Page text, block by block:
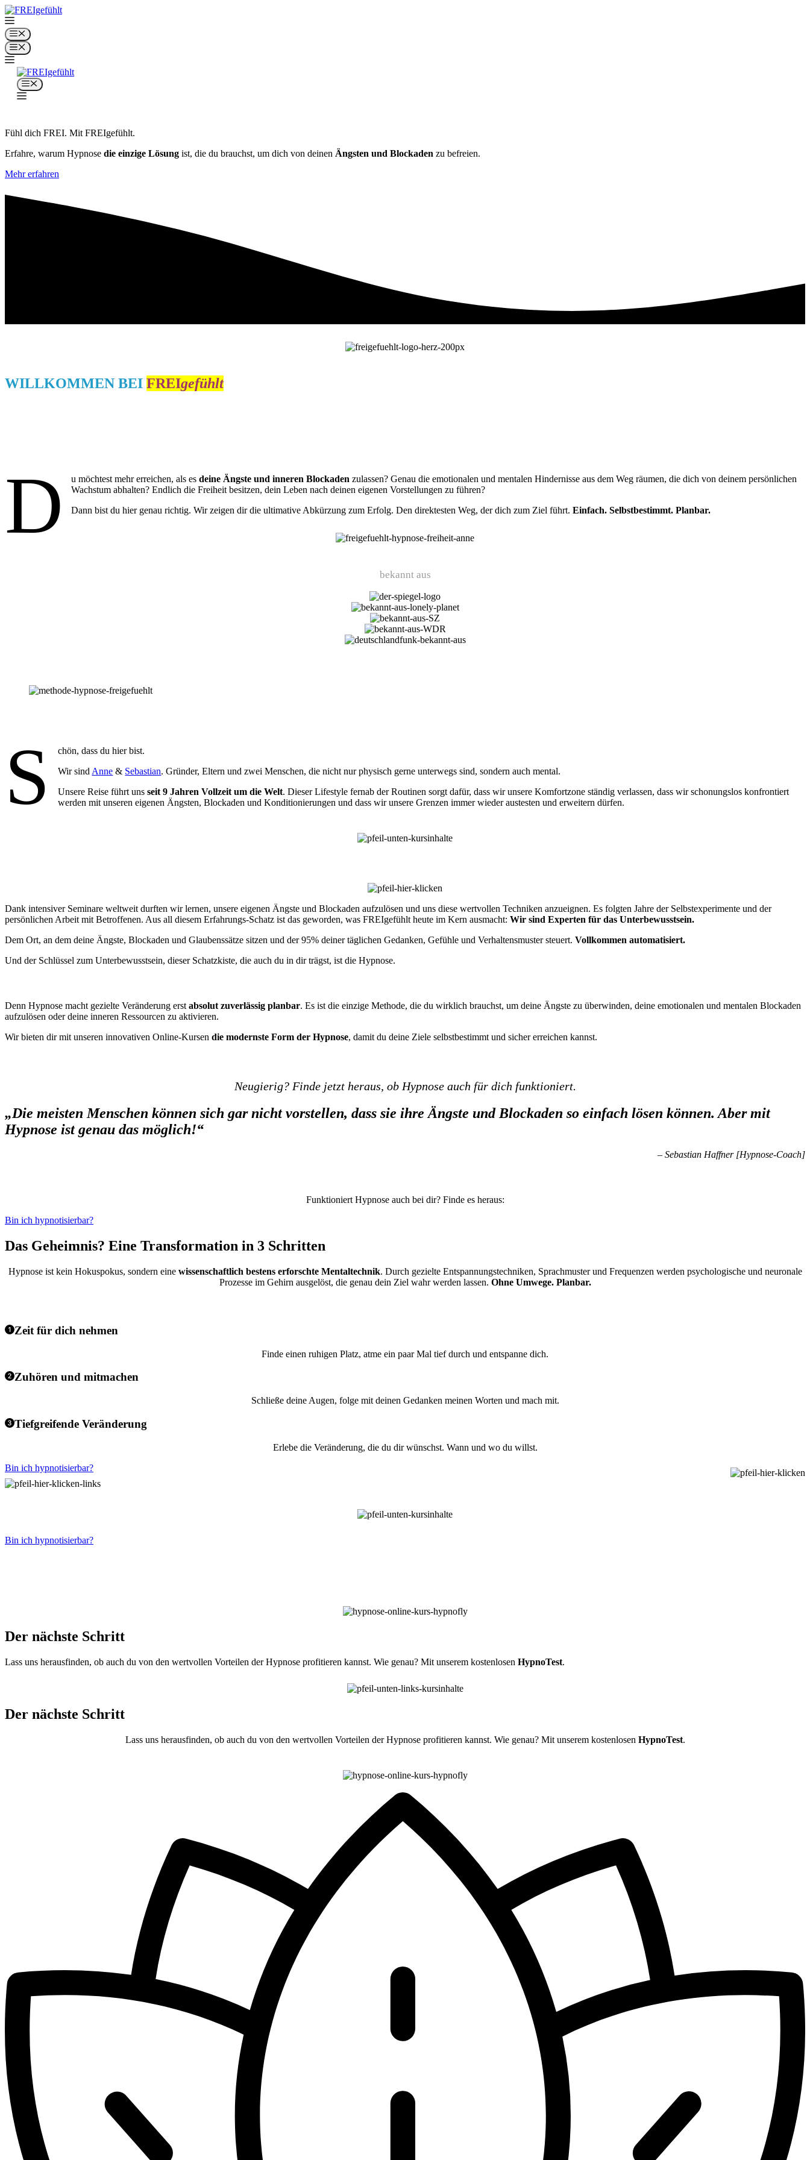
Zum
Inhalt
springenMenü
Menü
Menü
Fühl dich FREI. Mit FREIgefühlt.
Erfahre, warum Hypnose die einzige Lösung ist, die du brauchst, um dich von deinen Ängsten und Blockaden zu befreien.
Mehr erfahren
WILLKOMMEN BEI FREIgefühlt
D u möchtest mehr erreichen, als esdeine Ängste und inneren Blockaden zulassen? Genau die emotionalen und mentalen Hindernisse aus dem Weg räumen, die dich von deinem persönlichen
Wachstum abhalten? Endlich die Freiheit besitzen, dein Leben nach deinen eigenen Vorstellungen zu führen?
Dann bist du hier genau richtig. Wir zeigen dir die ultimative Abkürzung zum Erfolg. Den direktesten Weg, der dich zum Ziel führt.Einfach. Selbstbestimmt. Planbar.
bekannt aus
S
chön, dass du hier bist.
Wir sind Anne & Sebastian. Gründer, Eltern und zwei Menschen, die nicht nur physisch gerne unterwegs sind, sondern auch mental.
Unsere Reise führt unsseit 9 Jahren Vollzeit um die Welt. Dieser Lifestyle fernab der Routinen sorgt dafür, dass wir unsere Komfortzone ständig verlassen, dass wir schonungslos konfrontiert
werden mit unseren eigenen Ängsten, Blockaden und Konditionierungen und dass wir unsere Grenzen immer wieder austesten und erweitern dürfen.
Dank intensiver Seminare weltweit durften wir lernen, unsere eigenen Ängste und Blockaden aufzulösen und uns diese wertvollen Techniken anzueignen. Es folgten Jahre der Selbstexperimente und der
persönlichen Arbeit mit Betroffenen. Aus all diesem Erfahrungs-Schatz ist das geworden, was FREIgefühlt heute im Kern ausmacht: Wir sind Experten für das Unterbewusstsein.
Dem Ort, an dem deine Ängste, Blockaden und Glaubenssätze sitzen und der 95% deiner täglichen Gedanken, Gefühle und Verhaltensmuster steuert. Vollkommen automatisiert.
Und der Schlüssel zum Unterbewusstsein, dieser Schatzkiste, die auch du in dir trägst, ist die Hypnose.
Denn Hypnose macht gezielte Veränderung erst absolut zuverlässig planbar. Es ist die einzige Methode, die du wirklich brauchst, um deine Ängste zu überwinden, deine emotionalen und mentalen Blockaden
aufzulösen oder deine inneren Ressourcen zu aktivieren.
Wir bieten dir mit unseren innovativen Online-Kursen die modernste Form der Hypnose, damit du deine Ziele selbstbestimmt und sicher erreichen kannst.
Neugierig? Finde jetzt heraus, ob Hypnose auch für dich funktioniert.
„Die meisten Menschen können sich gar nicht vorstellen, dass sie ihre Ängste und Blockaden so einfach lösen können. Aber mit
Hypnose ist genau das möglich!“
– Sebastian Haffner [Hypnose-Coach]
Funktioniert Hypnose auch bei dir? Finde es heraus:
Bin ich hypnotisierbar?
Das Geheimnis? Eine Transformation in 3 Schritten
Hypnose ist kein Hokuspokus, sondern eine wissenschaftlich bestens erforschte Mentaltechnik. Durch gezielte Entspannungstechniken, Sprachmuster und Frequenzen werden psychologische und neuronale
Prozesse im Gehirn ausgelöst, die genau dein Ziel wahr werden lassen. Ohne Umwege. Planbar.
Zeit für dich nehmen
Finde einen ruhigen Platz, atme ein paar Mal tief durch und entspanne dich.
Zuhören und mitmachen
Schließe deine Augen, folge mit deinen Gedanken meinen Worten und mach mit.
Tiefgreifende Veränderung
Erlebe die Veränderung, die du dir wünschst. Wann und wo du willst.
Bin ich hypnotisierbar?
Bin ich hypnotisierbar?
Der nächste Schritt
Lass uns herausfinden, ob auch du von den wertvollen Vorteilen der Hypnose profitieren kannst. Wie genau? Mit unserem kostenlosen HypnoTest.
Der nächste Schritt
Lass uns herausfinden, ob auch du von den wertvollen Vorteilen der Hypnose profitieren kannst. Wie genau? Mit unserem kostenlosen HypnoTest.